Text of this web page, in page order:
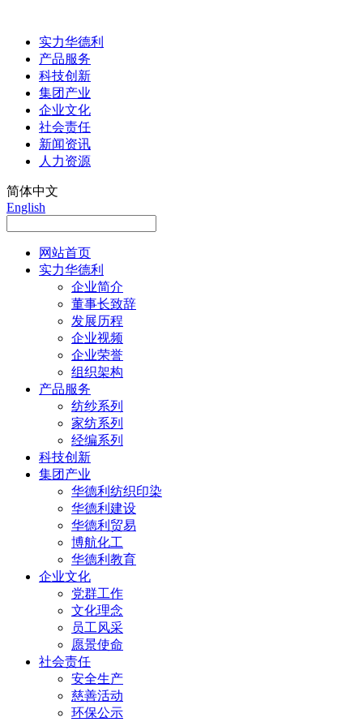
实力华德利
产品服务
科技创新
集团产业
企业文化
社会责任
新闻资讯
人力资源
简体中文
English
网站首页
实力华德利
企业简介
董事长致辞
发展历程
企业视频
企业荣誉
组织架构
产品服务
纺纱系列
家纺系列
经编系列
科技创新
集团产业
华德利纺织印染
华德利建设
华德利贸易
博航化工
华德利教育
企业文化
党群工作
文化理念
员工风采
愿景使命
社会责任
安全生产
慈善活动
环保公示